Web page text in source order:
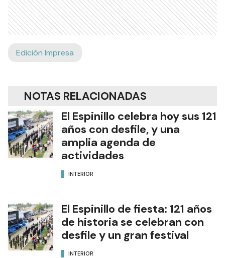
Edición Impresa
NOTAS RELACIONADAS
El Espinillo celebra hoy sus 121
años con desfile, y una
amplia agenda de
actividades
INTERIOR
El Espinillo de fiesta: 121 años
de historia se celebran con
desfile y un gran festival
INTERIOR